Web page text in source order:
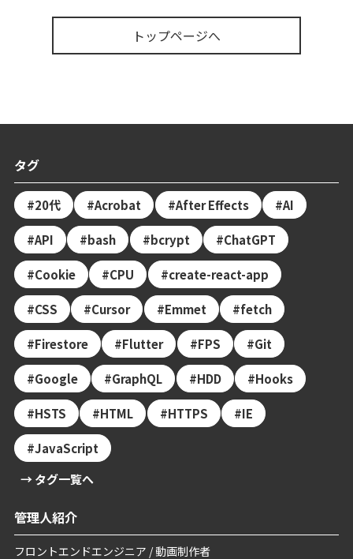
トップページへ
タグ
20代 Acrobat After Effects AI
API bash bcrypt ChatGPT
Cookie CPU create-react-app
CSS Cursor Emmet fetch
Firestore Flutter FPS Git
Google GraphQL HDD Hooks
HSTS HTML HTTPS IE
JavaScript
→ タグ一覧へ
管理人紹介
フロントエンドエンジニア / 動画制作者